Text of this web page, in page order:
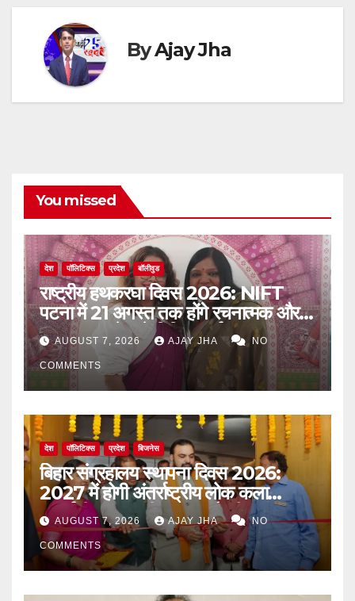
ByAjay Jha
You missed
देश पॉलिटिक्स प्रदेश बॉलीवुड
राष्ट्रीय हथकरघा दिवस 2026: NIFT
पटना में 21 अगस्त तक होंगे रचनात्मक और
जागरूकता से जुड़े विविध कार्यक्रम
AUGUST 7, 2026 AJAY JHA NO
COMMENTS
देश पॉलिटिक्स प्रदेश बिजनेस
बिहार संग्रहालय स्थापना दिवस 2026:
2027 में होगी अंतर्राष्ट्रीय लोक कला
प्रदर्शनी, मुख्यमंत्री सम्राट चौधरी का बड़ा
ऐलान
AUGUST 7, 2026 AJAY JHA NO
COMMENTS